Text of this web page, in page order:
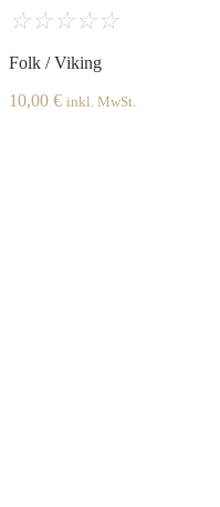
☆☆☆☆☆
Folk / Viking
10,00 € inkl. MwSt.